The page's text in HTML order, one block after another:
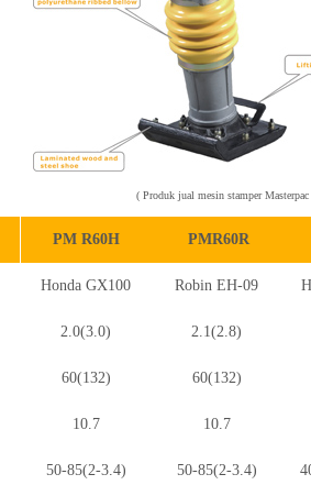
( Produk jual mesin stamper Masterpac
PM R60H PMR60R
Honda GX100 Robin EH-09
2.0(3.0) 2.1(2.8)
60(132) 60(132)
10.7 10.7
50-85(2-3.4) 50-85(2-3.4)